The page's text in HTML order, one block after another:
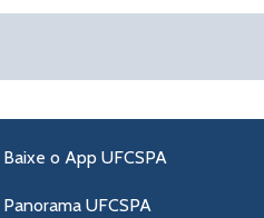
Baixe o App UFCSPA
Panorama UFCSPA